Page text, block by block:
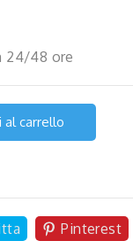
24/48 ore
al carrello
Pinterest